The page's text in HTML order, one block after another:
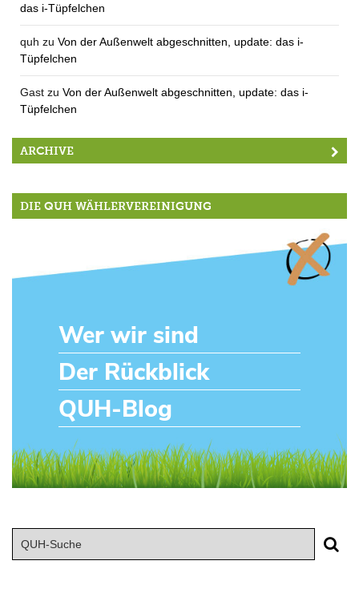
das i-Tüpfelchen
quh zu Von der Außenwelt abgeschnitten, update: das i-
Tüpfelchen
Gast zu Von der Außenwelt abgeschnitten, update: das i-
Tüpfelchen
ARCHIVE
DIE QUH WÄHLERVEREINIGUNG
Wer wir sind
Der Rückblick
QUH-Blog